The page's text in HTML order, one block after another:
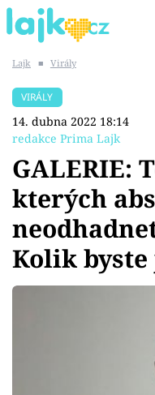
SHOPAHOLICADEL
Témata
Showbyznys
Youtubeři
Lajk ■ Virály
VIRÁLY
14. dubna 2022 18:14
redakce Prima Lajk
GALERIE:
kterých
Kolik